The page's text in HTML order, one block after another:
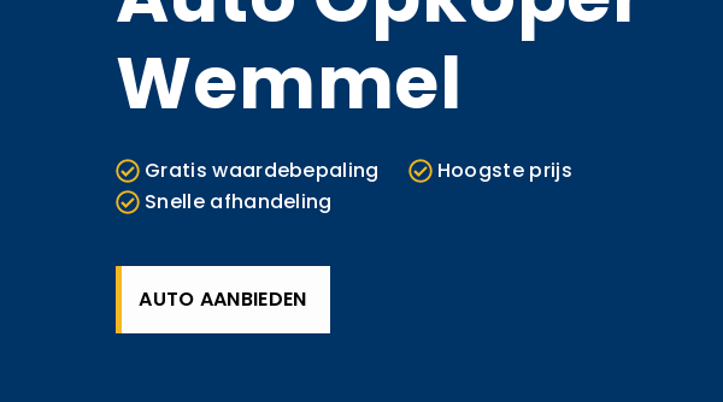
Wemmel
Gratis waardebepaling
Hoogste prijs
Snelle afhandeling
AUTO AANBIEDEN